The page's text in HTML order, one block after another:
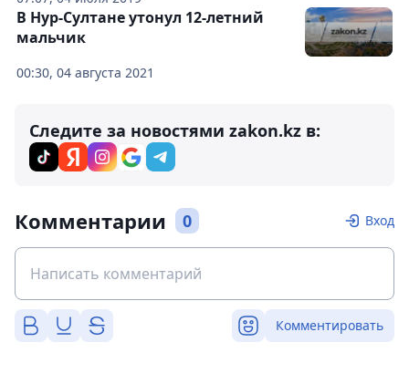
00:30, 04 августа 2021
В Нур-Султане утонул 12-летний
мальчик
Следите за новостями zakon.kz в:
Комментарии 0 Вход
Комментировать